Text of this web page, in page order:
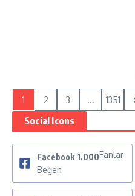
1 2 3 ... 1351
Social Icons
Facebook 1,000Fanlar
Beğen